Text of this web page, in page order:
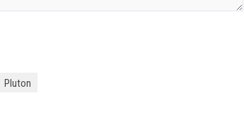
Pluton